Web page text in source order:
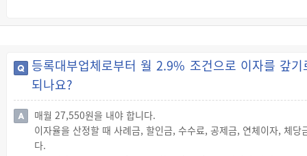
등록대부업체로부터 월 2.9% 조건으로 이자를 갚
되나요?
매월 27,550원을 내야 합니다.
이자율을 산정할 때 사례금, 할인금, 수수료, 공제금, 연체이자, 체
다.